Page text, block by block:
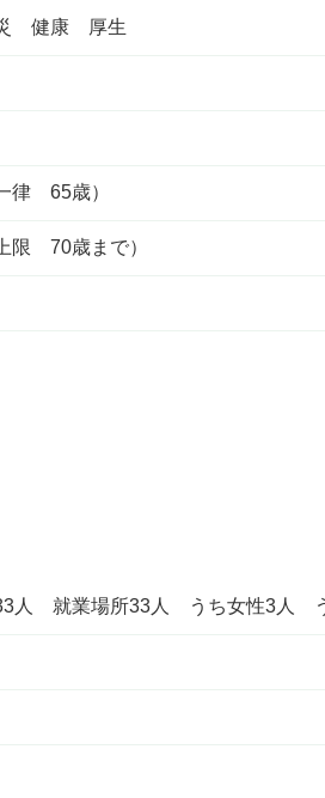
健康 厚生
律 65歳）
限 70歳まで）
人 就業場所33人 うち女性3人